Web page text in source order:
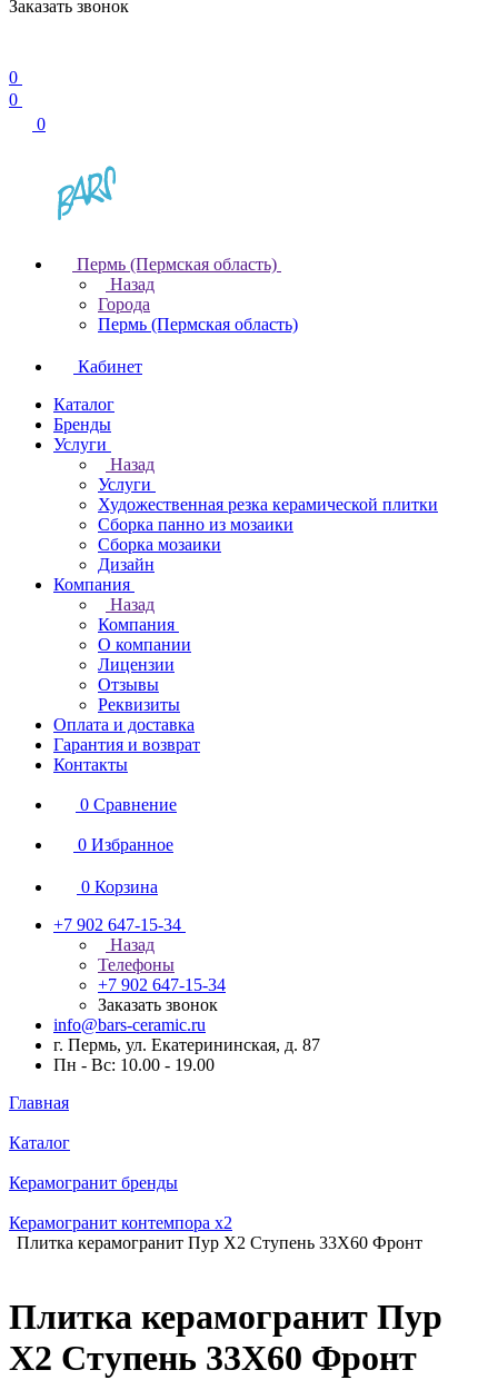
Заказать звонок
0
0
0
Пермь (Пермская область)
Назад
Города
Пермь (Пермская область)
Кабинет
Каталог
Бренды
Услуги
Назад
Услуги
Художественная резка керамической плитки
Сборка панно из мозаики
Сборка мозаики
Дизайн
Компания
Назад
Компания
О компании
Лицензии
Отзывы
Реквизиты
Оплата и доставка
Гарантия и возврат
Контакты
0 Сравнение
0 Избранное
0 Корзина
+7 902 647-15-34
Назад
Телефоны
+7 902 647-15-34
Заказать звонок
info@bars-ceramic.ru
г. Пермь, ул. Екатерининская, д. 87
Пн - Вс: 10.00 - 19.00
Главная
Каталог
Керамогранит бренды
Керамогранит контемпора x2
Плитка керамогранит Пур Х2 Ступень 33X60 Фронт
Плитка керамогранит Пур
Х2 Ступень 33X60 Фронт